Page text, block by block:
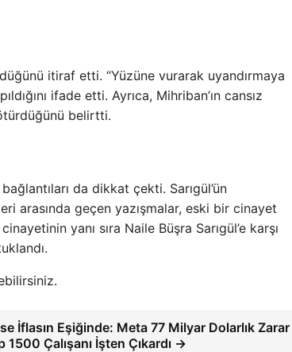
itiraf etti. “Yüzüne vurarak uyandırmaya
ifade etti. Ayrıca, Mihriban’ın cansız
belirtti.
da dikkat çekti. Sarıgül’ün
arasında geçen yazışmalar, eski bir cinayet
yanı sıra Naile Büşra Sarıgül’e karşı
İflasın Eşiğinde: Meta 77 Milyar Dolarlık Zarar
1500 Çalışanı İşten Çıkardı →